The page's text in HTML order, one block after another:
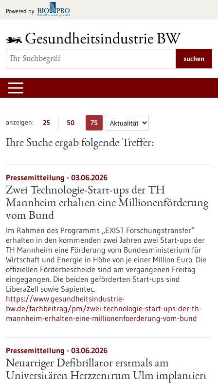
Inhalt
Powered by
suchen
anzeigen: 25 50 75
Ihre Suche ergab folgende Treffer:
Pressemitteilung - 03.06.2026
Zwei Technologie-Start-ups der TH
Mannheim erhalten eine Millionenförderung
vom Bund
Im Rahmen des Programms „EXIST Forschungstransfer“
erhalten in den kommenden zwei Jahren zwei Start-ups der
TH Mannheim eine Förderung vom Bundesministerium für
Wirtschaft und Energie in Höhe von je einer Million Euro. Die
offiziellen Förderbescheide sind am vergangenen Freitag
eingegangen. Die beiden geförderten Start-ups sind
LiberaZell sowie Sapientec.
https://www.gesundheitsindustrie-
bw.de/fachbeitrag/pm/zwei-technologie-start-ups-der-th-
mannheim-erhalten-eine-millionenfoerderung-vom-bund
Pressemitteilung - 03.06.2026
Neuartiger Defibrillator erstmals am
Universitären Herzzentrum Ulm implantiert